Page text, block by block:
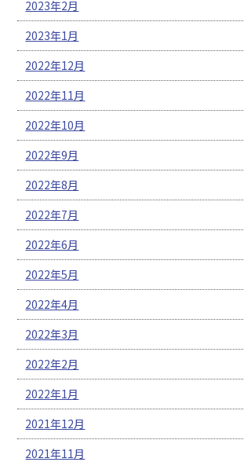
2023年2月
2023年1月
2022年12月
2022年11月
2022年10月
2022年9月
2022年8月
2022年7月
2022年6月
2022年5月
2022年4月
2022年3月
2022年2月
2022年1月
2021年12月
2021年11月